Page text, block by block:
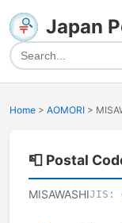
Japan
Home > AOMORI >
📮 Postal
MISAWASHIJIS: